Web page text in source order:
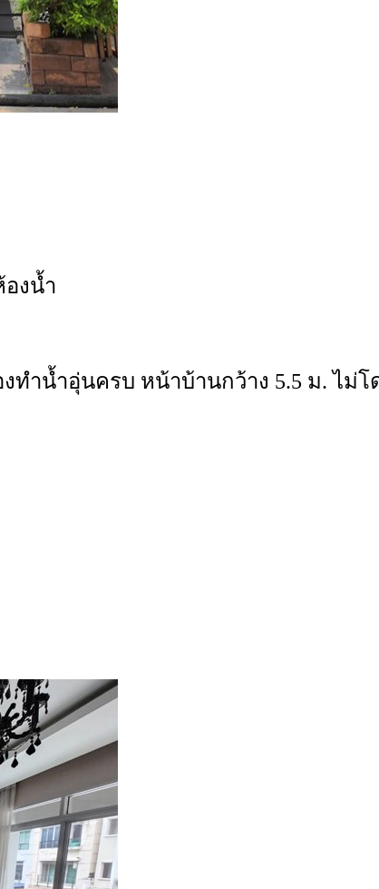
องน้ำ
ทำน้ำอุ่นครบ หน้าบ้านกว้าง 5.5 ม. ไม่